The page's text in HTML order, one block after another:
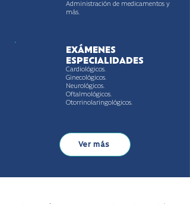
Administración de medicamentos y
más.
EXÁMENES
ESPECIALIDADES
Cardiológicos.
Ginecológicos.
Neurológicos.
Oftalmológicos.
Otorrinolaringológicos.
Ver más